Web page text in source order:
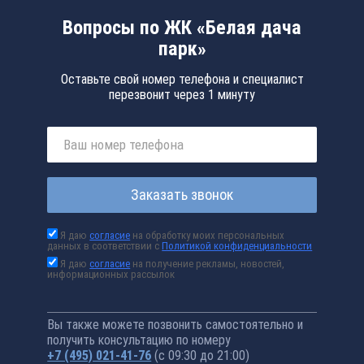
Вопросы по ЖК «Белая дача
парк»
Оставьте свой номер телефона и специалист
перезвонит через 1 минуту
Заказать звонок
Я даюсогласие на обработку моих персональных
данных в соответствии сПолитикой конфиденциальности
Я даюсогласие на получение рекламы, новостей,
информационных рассылок
Вы также можете позвонить самостоятельно и
получить консультацию по номеру
+7 (495) 021-41-76 (с 09:30 до 21:00)